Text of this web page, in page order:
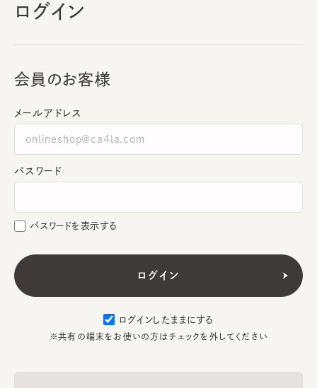
ログイン
会員のお客様
メールアドレス
パスワード
パスワードを表示する
ログインしたままにする
※共有の端末をお使いの方はチェックを外してください